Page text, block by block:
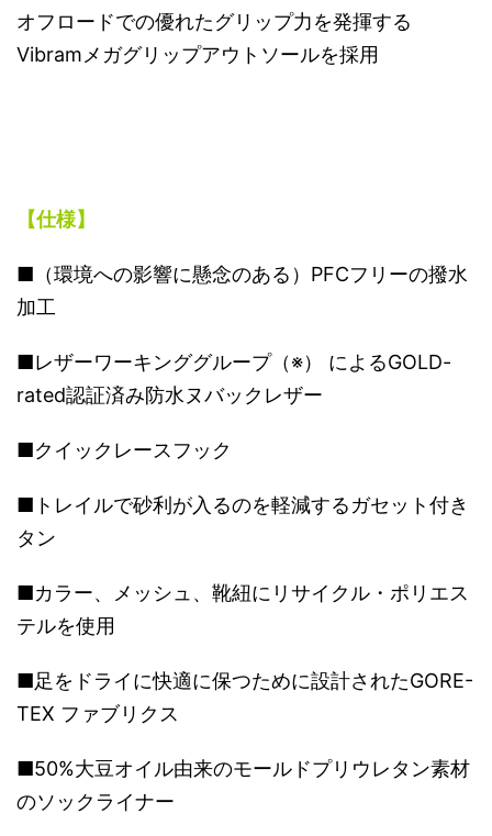
オフロードでの優れたグリップ力を発揮する
Vibramメガグリップアウトソールを採用
【仕様】
■（環境への影響に懸念のある）PFCフリーの撥水
加工
■レザーワーキンググループ（※） によるGOLD-
rated認証済み防水ヌバックレザー
■クイックレースフック
■トレイルで砂利が入るのを軽減するガセット付き
タン
■カラー、メッシュ、靴紐にリサイクル・ポリエス
テルを使用
■足をドライに快適に保つために設計されたGORE-
TEX ファブリクス
■50%大豆オイル由来のモールドプリウレタン素材
のソックライナー